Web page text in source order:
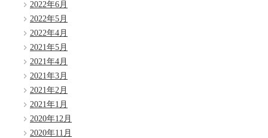
2022年6月
2022年5月
2022年4月
2021年5月
2021年4月
2021年3月
2021年2月
2021年1月
2020年12月
2020年11月